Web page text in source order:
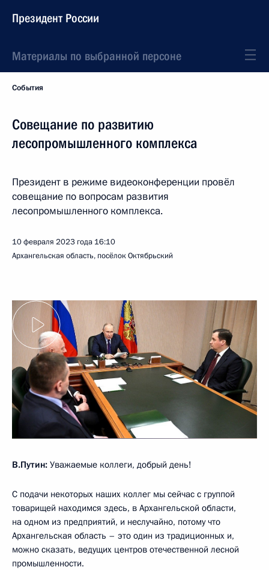
Президент России
Материалы по выбранной персоне
События
Совещание по развитию
лесопромышленного комплекса
Президент в режиме видеоконференции провёл
совещание по вопросам развития
лесопромышленного комплекса.
10 февраля 2023 года 16:10
Архангельская область, посёлок Октябрьский
В.Путин: Уважаемые коллеги, добрый день!
С подачи некоторых наших коллег мы сейчас с группой
товарищей находимся здесь, в Архангельской области,
на одном из предприятий, и неслучайно, потому что
Архангельская область – это один из традиционных и,
можно сказать, ведущих центров отечественной лесной
промышленности.